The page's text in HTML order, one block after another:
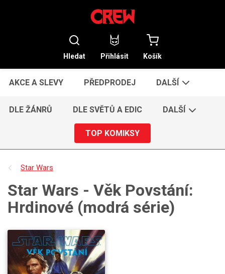
Hledat Přihlásit Košík
AKCE A SLEVY PŘEDPRODEJ DALŠÍ
DLE ŽÁNRŮ DLE SVĚTŮ A EDIC DALŠÍ
TOP KOMIKSY
Star Wars
Star Wars - Věk Povstání:
Hrdinové (modrá série)